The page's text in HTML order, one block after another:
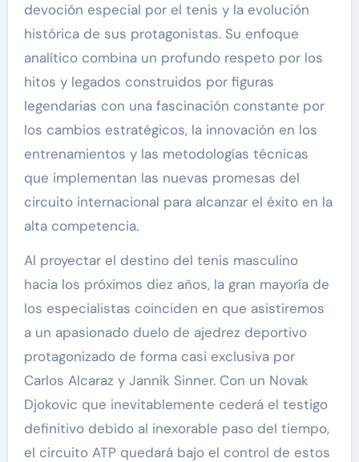
devoción especial por el tenis y la evolución
histórica de sus protagonistas. Su enfoque
analítico combina un profundo respeto por los
hitos y legados construidos por figuras
legendarias con una fascinación constante por
los cambios estratégicos, la innovación en los
entrenamientos y las metodologías técnicas
que implementan las nuevas promesas del
circuito internacional para alcanzar el éxito en la
alta competencia.
Al proyectar el destino del tenis masculino
hacia los próximos diez años, la gran mayoría de
los especialistas coinciden en que asistiremos
a un apasionado duelo de ajedrez deportivo
protagonizado de forma casi exclusiva por
Carlos Alcaraz y Jannik Sinner. Con un Novak
Djokovic que inevitablemente cederá el testigo
definitivo debido al inexorable paso del tiempo,
el circuito ATP quedará bajo el control de estos